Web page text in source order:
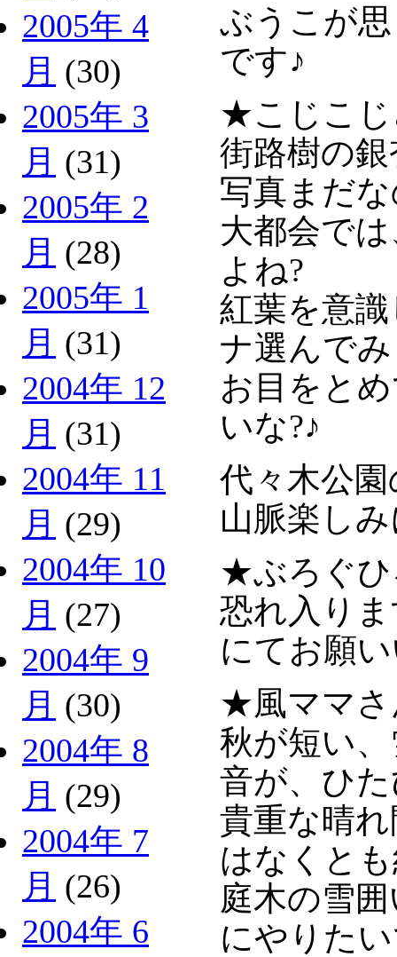
2005年 4
月 (30)
2005年 3
月 (31)
2005年 2
月 (28)
2005年 1
月 (31)
2004年 12
月 (31)
2004年 11
月 (29)
2004年 10
月 (27)
2004年 9
月 (30)
2004年 8
月 (29)
2004年 7
月 (26)
2004年 6
ぶうこが
です♪
★こじこじ
街路樹の
写真まだ
大都会で
よね?
紅葉を意
ナ選んで
お目をと
いな?♪
代々木公
山脈楽し
★ぶろぐひ
恐れ入り
にてお願
★風ママさ
秋が短い
音が、ひ
貴重な晴
はなくと
庭木の雪
にやりた